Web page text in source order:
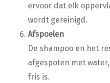
ervoor dat elk
wordt gereinigd.
Afspoelen
De shampoo en het
afgespoten met
fris is.